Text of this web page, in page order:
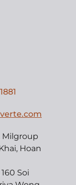
Milgroup
Hoan
Soi